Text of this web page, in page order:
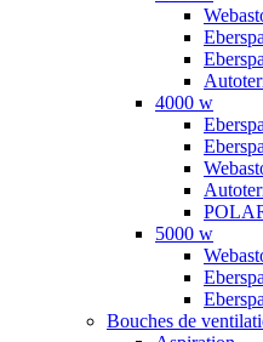
4000 w
5000 w
Bouches de